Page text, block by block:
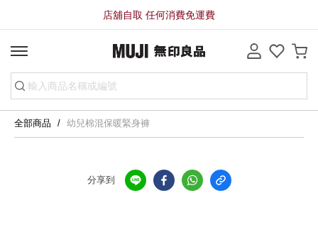
店舖自取 任何消費免運費
全部商品 幼兒棉混保暖緊身褲
分享到